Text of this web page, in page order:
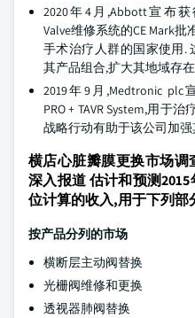
2020年4月,Abbott宣布获
Valve维修系统的CE Mark
手术治疗人群的国家使用.
其产品组合,扩大其地域存在
2019年9月,Medtronic plc
PRO + TAVR System,用于
战略行动有助于该公司加强
横店心脏瓣膜更换市场
深入报道 估计和预测
位计算的收入,用于下列部
按产品分列的市场
横断层主动阀替换
光栅阀维修和更换
透视器肺阀替换